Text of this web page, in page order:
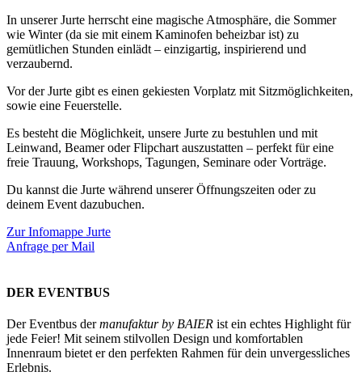
In unserer Jurte herrscht eine magische Atmosphäre, die Sommer
wie Winter (da sie mit einem Kaminofen beheizbar ist) zu
gemütlichen Stunden einlädt – einzigartig, inspirierend und
verzaubernd.
Vor der Jurte gibt es einen gekiesten Vorplatz mit Sitzmöglichkeiten,
sowie eine Feuerstelle.
Es besteht die Möglichkeit, unsere Jurte zu bestuhlen und mit
Leinwand, Beamer oder Flipchart auszustatten – perfekt für eine
freie Trauung, Workshops, Tagungen, Seminare oder Vorträge.
Du kannst die Jurte während unserer Öffnungszeiten oder zu
deinem Event dazubuchen.
Zur Infomappe Jurte
Anfrage per Mail
DER EVENTBUS
Der Eventbus dermanufaktur by BAIER ist ein echtes Highlight für
jede Feier! Mit seinem stilvollen Design und komfortablen
Innenraum bietet er den perfekten Rahmen für dein unvergessliches
Erlebnis.